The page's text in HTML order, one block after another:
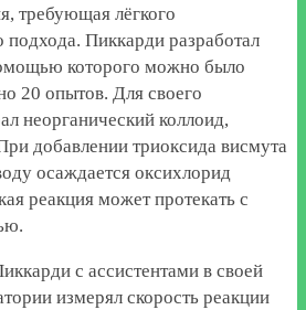
требующая лёгкого
подхода. Пиккарди разработал
которого можно было
20 опытов. Для своего
неорганический коллоид,
добавлении триоксида висмута
осаждается оксихлорид
реакция может протекать с
с ассистентами в своей
измерял скорость реакции